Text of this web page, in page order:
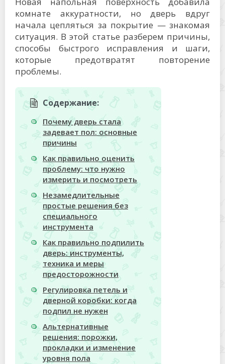
комнате аккуратности, но дверь вдруг
начала цепляться за покрытие — знакомая
ситуация. В этой статье разберем причины,
способы быстрого исправления и шаги,
которые предотвратят повторение
проблемы.
Содержание:
Почему дверь стала
задевает пол: основные
причины
Как правильно оценить
проблему: что нужно
измерить и посмотреть
Незамедлительные
простые решения без
специального
инструмента
Как правильно подпилить
дверь: инструменты,
техника и меры
предосторожности
Регулировка петель и
дверной коробки: когда
подпил не нужен
Альтернативные
решения: порожки,
прокладки и изменение
уровня пола